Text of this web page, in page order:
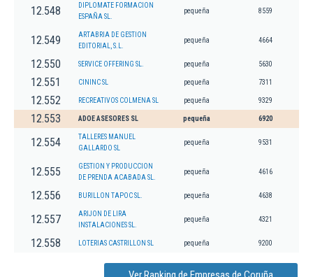
12.548
DIPLOMATE FORMACION
ESPAÑA SL.
pequeña 8559
12.549
ARTABRIA DE GESTION
EDITORIAL, S.L.
pequeña 4664
12.550 SERVICE OFFERING SL. pequeña 5630
12.551 CININC SL pequeña 7311
12.552 RECREATIVOS COLMENA SL pequeña 9329
12.553 ADOE ASESORES SL pequeña 6920
12.554
TALLERES MANUEL
GALLARDO SL
pequeña 9531
12.555
GESTION Y PRODUCCION
DE PRENDA ACABADA SL.
pequeña 4616
12.556 BURILLON TAPOC SL. pequeña 4638
12.557
ARIJON DE LIRA
INSTALACIONES SL.
pequeña 4321
12.558 LOTERIAS CASTRILLON SL pequeña 9200